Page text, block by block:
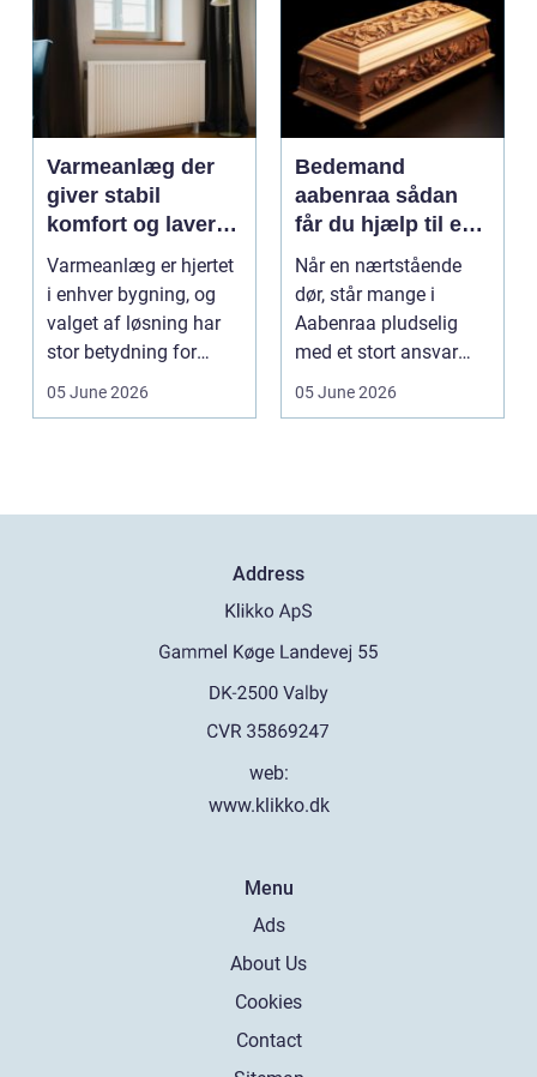
Varmeanlæg der
giver stabil
komfort og lavere
energiregning
Varmeanlæg er hjertet
i enhver bygning, og
valget af løsning har
stor betydning for
b&a...
05 June 2026
Bedemand
aabenraa sådan
får du hjælp til en
værdig afsked
Når en nærtstående
dør, står mange i
Aabenraa pludselig
med et stort ansvar
midt i sorgen.
05 June 2026
Address
web:
www.klikko.dk
Menu
Ads
About Us
Cookies
Contact